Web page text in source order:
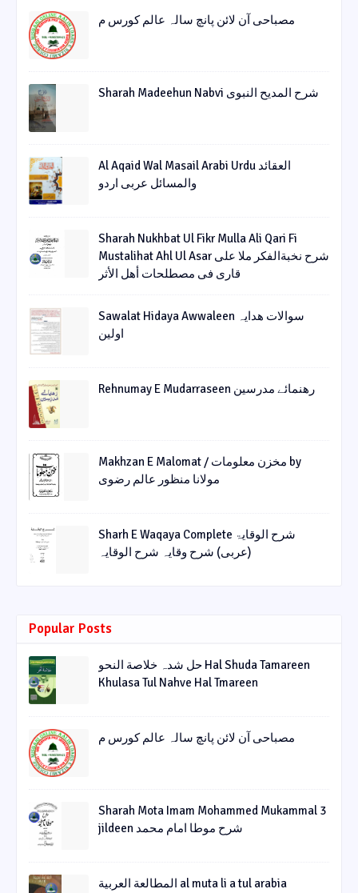
مصباحی آن لائن پانچ سالہ عالم کورس م
Sharah Madeehun Nabvi شرح المدیح النبوی
Al Aqaid Wal Masail Arabi Urdu العقائد
والمسائل عربی اردو
Sharah Nukhbat Ul Fikr Mulla Ali Qari Fi
Mustalihat Ahl Ul Asar شرح نخبةالفکر ملا علی
قاری فی مصطلحات أھل الأثر
Sawalat Hidaya Awwaleen سوالات ھدایہ
اولین
Rehnumay E Mudarraseen رهنمائے مدرسین
Makhzan E Malomat / مخزن معلومات by
مولانا منظور عالم رضوی
Sharh E Waqaya Complete شرح الوقایۃ
(عربی) شرح وقایہ شرح الوقایہ
Popular Posts
حل شدہ خلاصة النحو Hal Shuda Tamareen
Khulasa Tul Nahve Hal Tmareen
مصباحی آن لائن پانچ سالہ عالم کورس م
Sharah Mota Imam Mohammed Mukammal 3
jildeen شرح موطا امام محمد
المطالعة العربية al muta li a tul arabia